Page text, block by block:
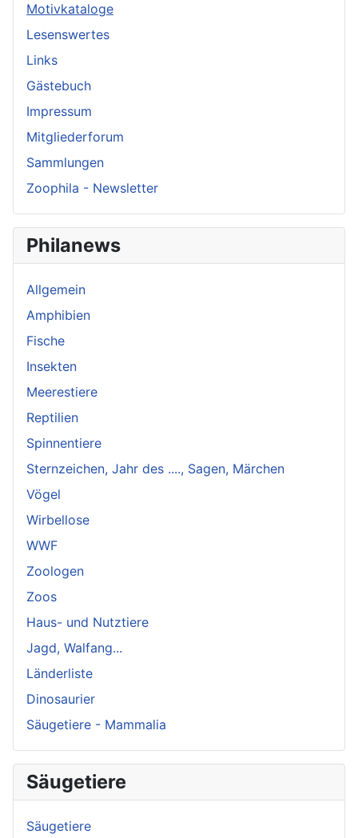
Motivkataloge
Lesenswertes
Links
Gästebuch
Impressum
Mitgliederforum
Sammlungen
Zoophila - Newsletter
Philanews
Allgemein
Amphibien
Fische
Insekten
Meerestiere
Reptilien
Spinnentiere
Sternzeichen, Jahr des ...., Sagen, Märchen
Vögel
Wirbellose
WWF
Zoologen
Zoos
Haus- und Nutztiere
Jagd, Walfang...
Länderliste
Dinosaurier
Säugetiere - Mammalia
Säugetiere
Säugetiere